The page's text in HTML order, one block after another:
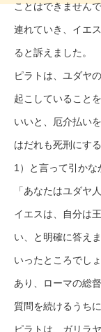
ことはできません
連れていき、イエ
ると訴えました。
ピラトは、ユダヤ
起こしていること
いいと、厄介払い
はだれも死刑にす
1）と言って引か
「あなたはユダヤ
イエスは、自分は
い、と明確に答え
いったところでし
あり、ローマの総
質問を続けるうち
ピラトは、ガリラ